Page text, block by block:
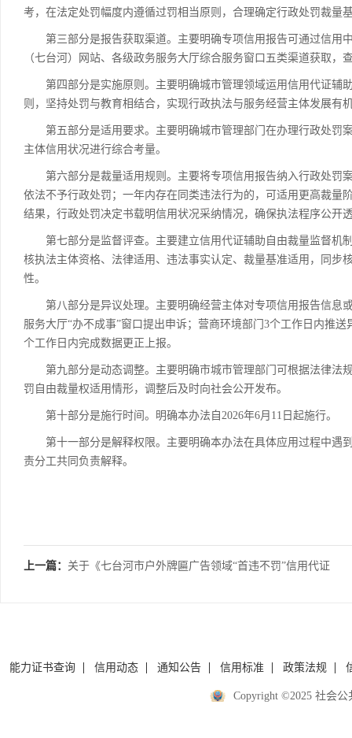
考，在法定处罚幅度内遵循过罚相当原则，合理确定行政处罚裁量
第三部分是报告获取渠道。主要明确专项信用报告可通过信用
（七台河）网站、各级政务服务大厅综合服务窗口五类渠道获取，
第四部分是实施原则。主要明确城市管理领域运用信用代证辅
则，坚持处罚与教育相结合，实现行政执法与服务经营主体发展有
第五部分是适用要求。主要明确城市管理部门在办理行政处罚
主体信用状况进行综合考量。
第六部分是裁量适用规则。主要将专项信用报告纳入行政处罚
依法不予行政处罚；一年内存在同类违法行为的，可适用更高裁量
结果，行政处罚决定书载明信用状况采纳情况，确保执法程序公开
第七部分是监督评查。主要建立信用代证辅助自由裁量监督机
核执法主体资格、法律适用、违法事实认定、裁量基准适用，同步
性。
第八部分是异议处理。主要明确经营主体对专项信用报告信息
服务大厅“办不成事”窗口提出申诉；营商环境部门3个工作日内推
个工作日内完成数据更正上报。
第九部分是动态调整。主要明确市城市管理部门可根据法律法
罚自由裁量权适用情形，调整后及时向社会公开发布。
第十部分是施行时间。明确本办法自2026年6月11日起施行。
第十一部分是解释权限。主要明确本办法在具体应用过程中遇
责分工共同负责解释。
上一篇： 关于《七台河市户外牌匾广告领域“首违不罚”信用代证
能力证书查询 信用动态 通知公告 信用标准 政策法规
Copyright ©2025 社会